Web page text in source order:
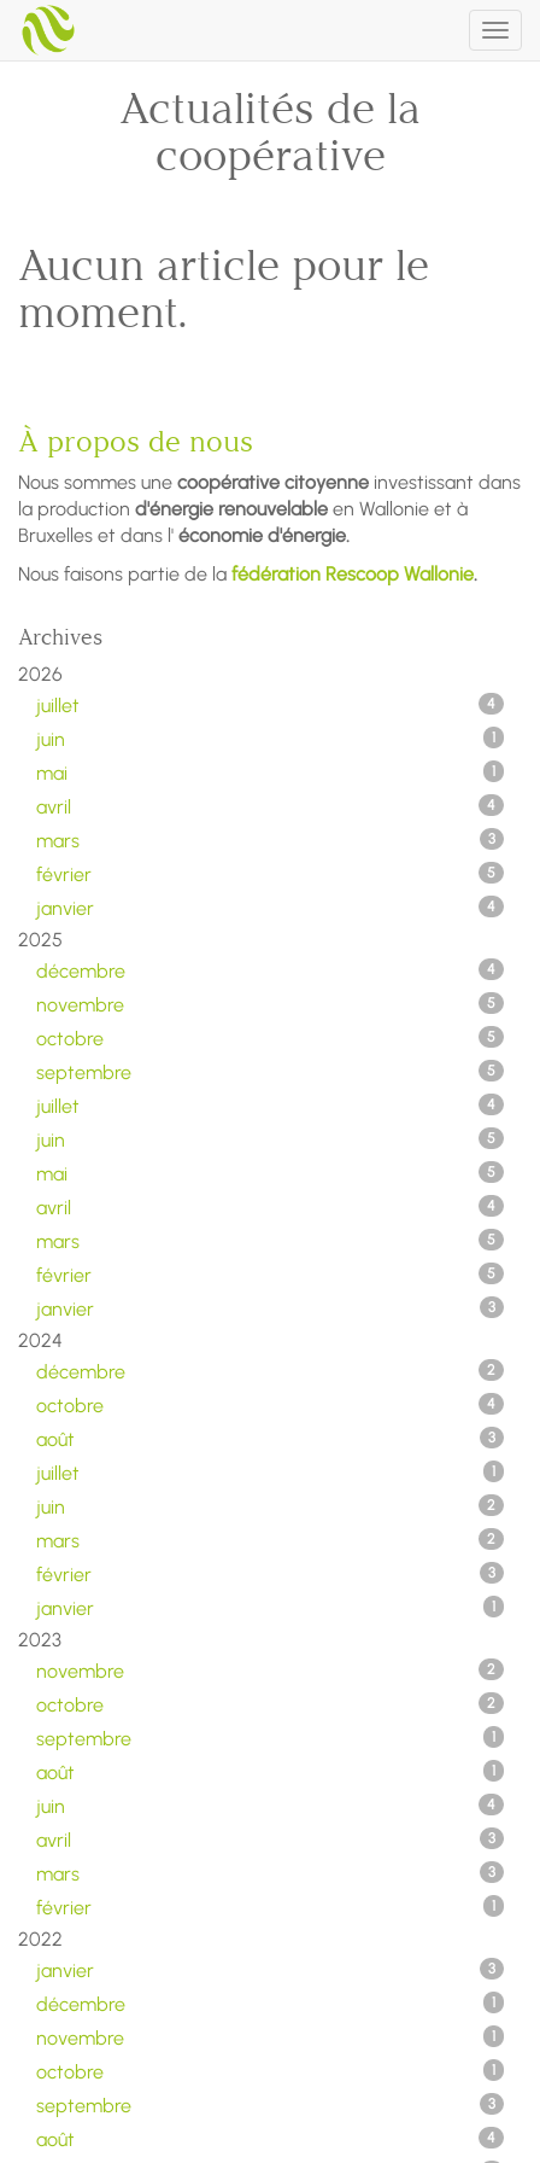
Actualités de la
coopérative
Aucun article pour le
moment.
À propos de nous
Nous sommes une coopérative citoyenne investissant dans
la production d'énergie renouvelable en Wallonie et à
Bruxelles et dans l' économie d'énergie.
Nous faisons partie de la fédération Rescoop Wallonie.
Archives
2026
juillet
4
juin 1
mai 1
avril 4
mars 3
février 5
janvier 4
2025
décembre
4
novembre 5
octobre 5
septembre 5
juillet 4
juin 5
mai 5
avril 4
mars 5
février 5
janvier 3
2024
décembre
2
octobre 4
août 3
juillet 1
juin 2
mars 2
février 3
janvier 1
2023
novembre
2
octobre 2
septembre 1
août 1
juin 4
avril 3
mars 3
février 1
2022
janvier
3
décembre 1
novembre 1
octobre 1
septembre 3
août 4